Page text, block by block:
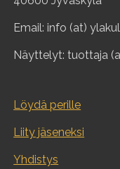
Email: info (at)
Näyttelyt: tuottaja
Löydä perille
Liity jäseneksi
Yhdistys